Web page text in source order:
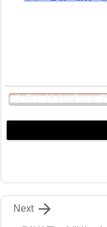
よろしければシェ

Next